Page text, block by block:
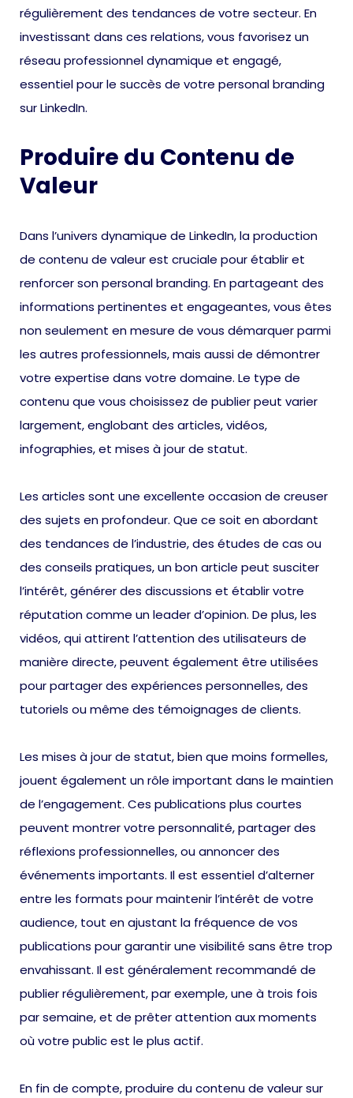
régulièrement des tendances de votre secteur. En
investissant dans ces relations, vous favorisez un
réseau professionnel dynamique et engagé,
essentiel pour le succès de votre personal branding
sur LinkedIn.
Produire du Contenu de
Valeur
Dans l’univers dynamique de LinkedIn, la production
de contenu de valeur est cruciale pour établir et
renforcer son personal branding. En partageant des
informations pertinentes et engageantes, vous êtes
non seulement en mesure de vous démarquer parmi
les autres professionnels, mais aussi de démontrer
votre expertise dans votre domaine. Le type de
contenu que vous choisissez de publier peut varier
largement, englobant des articles, vidéos,
infographies, et mises à jour de statut.
Les articles sont une excellente occasion de creuser
des sujets en profondeur. Que ce soit en abordant
des tendances de l’industrie, des études de cas ou
des conseils pratiques, un bon article peut susciter
l’intérêt, générer des discussions et établir votre
réputation comme un leader d’opinion. De plus, les
vidéos, qui attirent l’attention des utilisateurs de
manière directe, peuvent également être utilisées
pour partager des expériences personnelles, des
tutoriels ou même des témoignages de clients.
Les mises à jour de statut, bien que moins formelles,
jouent également un rôle important dans le maintien
de l’engagement. Ces publications plus courtes
peuvent montrer votre personnalité, partager des
réflexions professionnelles, ou annoncer des
événements importants. Il est essentiel d’alterner
entre les formats pour maintenir l’intérêt de votre
audience, tout en ajustant la fréquence de vos
publications pour garantir une visibilité sans être trop
envahissant. Il est généralement recommandé de
publier régulièrement, par exemple, une à trois fois
par semaine, et de prêter attention aux moments
où votre public est le plus actif.
En fin de compte, produire du contenu de valeur sur